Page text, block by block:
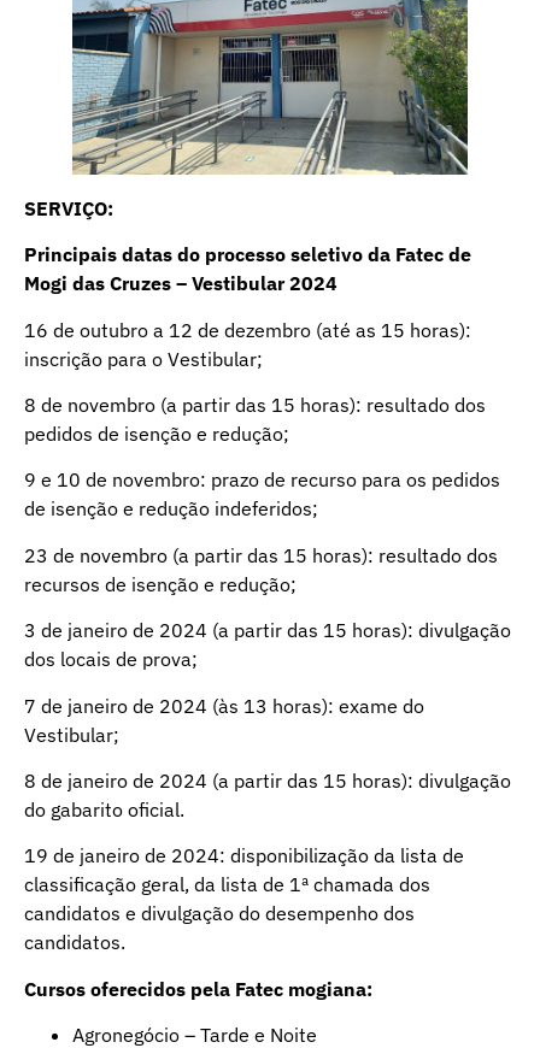
SERVIÇO:
Principais datas do processo seletivo da Fatec de
Mogi das Cruzes – Vestibular 2024
16 de outubro a 12 de dezembro (até as 15 horas):
inscrição para o Vestibular;
8 de novembro (a partir das 15 horas): resultado dos
pedidos de isenção e redução;
9 e 10 de novembro: prazo de recurso para os pedidos
de isenção e redução indeferidos;
23 de novembro (a partir das 15 horas): resultado dos
recursos de isenção e redução;
3 de janeiro de 2024 (a partir das 15 horas): divulgação
dos locais de prova;
7 de janeiro de 2024 (às 13 horas): exame do
Vestibular;
8 de janeiro de 2024 (a partir das 15 horas): divulgação
do gabarito oficial.
19 de janeiro de 2024: disponibilização da lista de
classificação geral, da lista de 1ª chamada dos
candidatos e divulgação do desempenho dos
candidatos.
Cursos oferecidos pela Fatec mogiana:
Agronegócio – Tarde e Noite